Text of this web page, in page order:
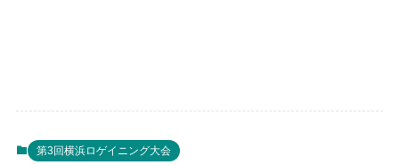
第3回横浜ロゲイニング大会